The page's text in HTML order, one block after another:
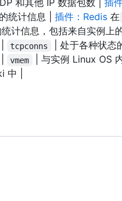
和其他 IP 数据包数 | 插
统计信息 | 插件：Redis 在
统计信息，包括来自实例上
tcpconns | 处于各种状态
vmem
| 与实例 Linux OS
中 |